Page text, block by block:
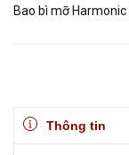
Bao bì mỡ Harmonic
Thông tin